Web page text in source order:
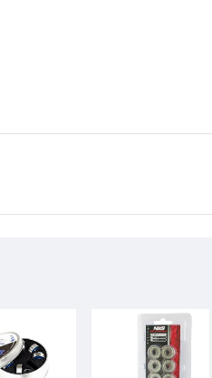
7 Kolieska: PU 64mm / 82A (S)
zips, dvojsekčná pracka Korčule
roky